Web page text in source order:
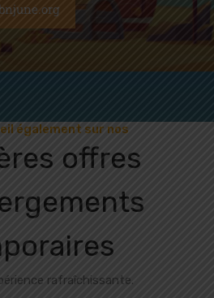
également sur nos
offres
rafraîchissante.